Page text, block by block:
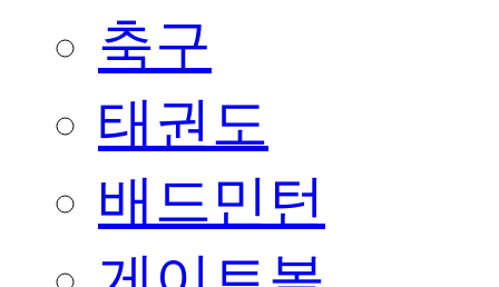
축구
태권도
배드민턴